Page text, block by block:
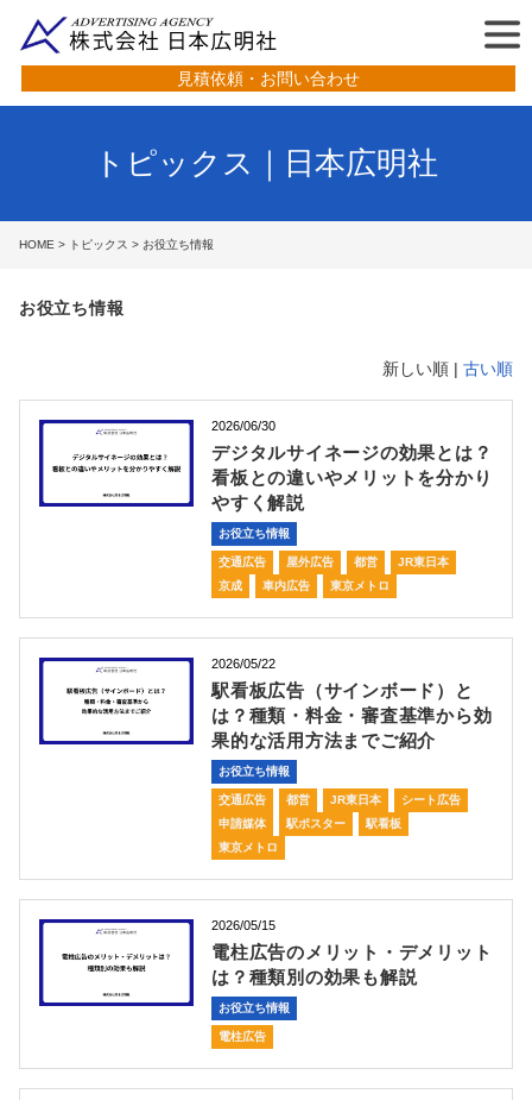
見積依頼・お問い合わせ
トピックス｜日本広明社
HOME > トピックス > お役立ち情報
お役立ち情報
新しい順 | 古い順
2026/06/30
デジタルサイネージの効果とは？
看板との違いやメリットを分かり
やすく解説
お役立ち情報
交通広告 屋外広告 都営
JR東日本
京成
車内広告 東京メトロ
2026/05/22
駅看板広告（サインボード）と
は？種類・料金・審査基準から効
果的な活用方法までご紹介
お役立ち情報
交通広告 都営 JR東日本
シート広告
申請媒体
駅ポスター
駅看板
東京メトロ
2026/05/15
電柱広告のメリット・デメリット
は？種類別の効果も解説
お役立ち情報
電柱広告